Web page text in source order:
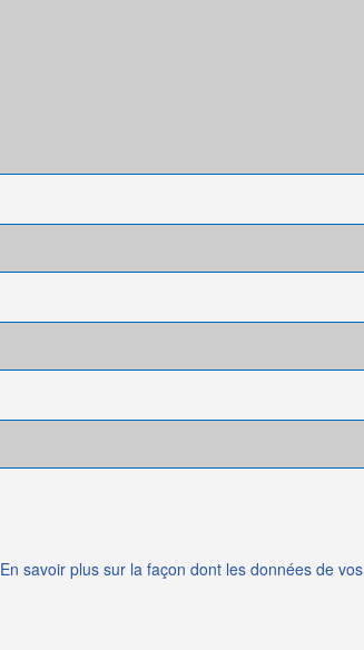
En savoir plus sur la façon dont les données de vos